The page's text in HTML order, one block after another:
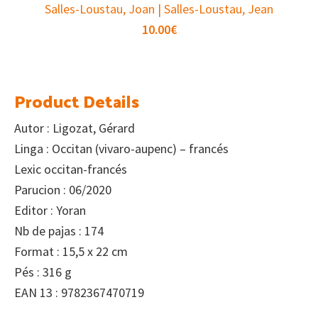
Salles-Loustau, Joan | Salles-Loustau, Jean
10.00€
Product Details
Autor : Ligozat, Gérard
Linga : Occitan (vivaro-aupenc) – francés
Lexic occitan-francés
Parucion : 06/2020
Editor : Yoran
Nb de pajas : 174
Format : 15,5 x 22 cm
Pés : 316 g
EAN 13 : 9782367470719